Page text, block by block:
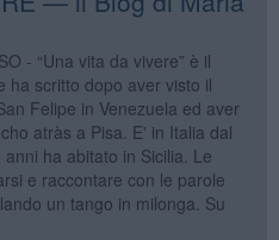
- “Una vita da vivere” è il
ha scritto dopo aver visto il
Felipe in Venezuela ed aver
atràs a Pisa. E' in Italia dal
ha abitato in Sicilia. Le
e raccontare con le parole
un tango in milonga. Su